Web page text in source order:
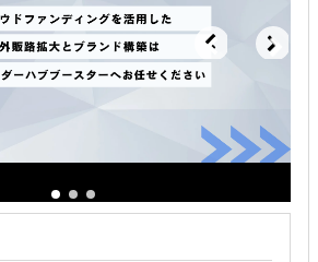
方法を知りたい
ズを知りたい